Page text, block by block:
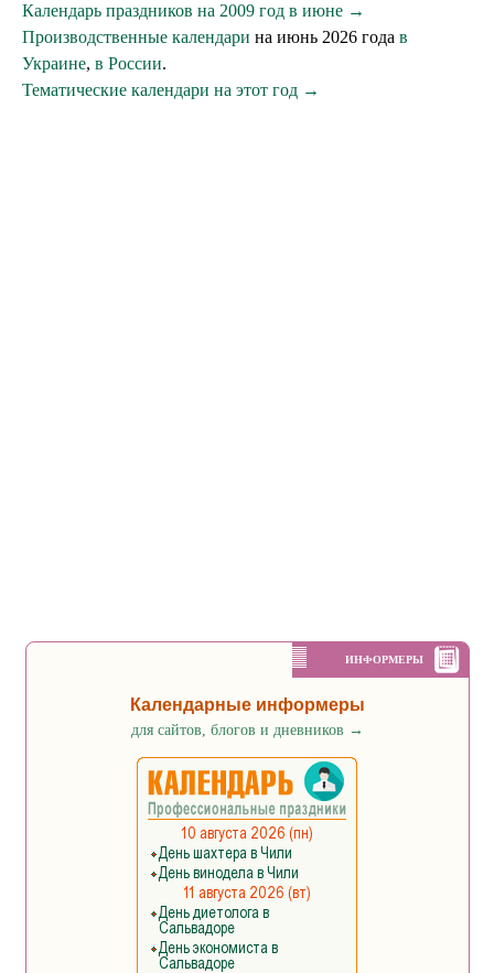
Календарь праздников на 2009 год в июне →
Производственные календари на июнь 2026 года в
Украине, в России.
Тематические календари на этот год →
ИНФОРМЕРЫ
Календарные информеры
для сайтов, блогов и дневников →